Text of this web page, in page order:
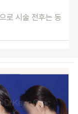
로 시술 전후는 동